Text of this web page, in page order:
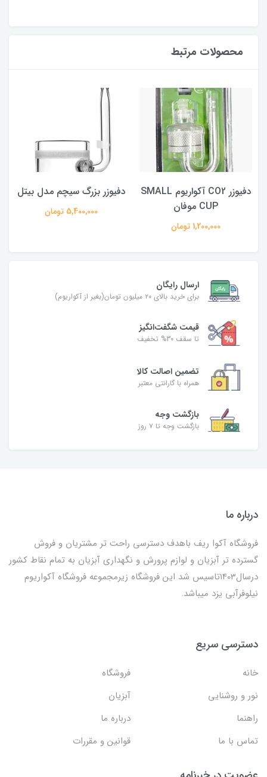
محصولات مرتبط
دفیوزر CO2 آکواریوم SMALL
CUP موفان
1,200,000 تومان
دفیوزر بزرگ سیچم مدل بیتل
5,400,000 تومان
ارسال رایگان
برای خرید بالای ۲۰ میلیون تومان(بغیر از آکواریوم)
قیمت شگفت‌انگیز
تا سقف 30% تخفیف
تضمین اصالت کالا
همراه با گارانتی معتبر
بازگشت وجه
بازگشت وجه تا ۷ روز
درباره ما
فروشگاه آکوا ریف باهدف دسترسی راحت تر مشتریان و فروش
گسترده تر آبزیان و لوازم پرورش و نگهداری آبزیان به تمام نقاط کشور
درسال1403تاسیس شد این فروشگاه زیرمجموعه فروشگاه آکواریوم
نیلوفرآبی یزد میباشد.
دسترسی سریع
خانه
فروشگاه
نور و روشنایی
آبزیان
راهنما
درباره ما
تماس با ما
قوانین و مقررات